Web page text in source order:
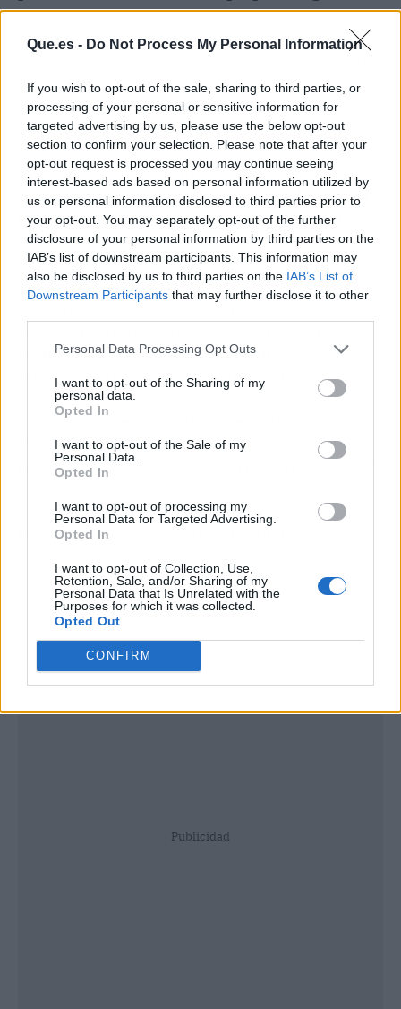
Que.es - Do Not Process My Personal Information
If you wish to opt-out of the sale, sharing to third parties, or
processing of your personal or sensitive information for
targeted advertising by us, please use the below opt-out
section to confirm your selection. Please note that after your
opt-out request is processed you may continue seeing
interest-based ads based on personal information utilized by
us or personal information disclosed to third parties prior to
your opt-out. You may separately opt-out of the further
disclosure of your personal information by third parties on the
IAB’s list of downstream participants. This information may
also be disclosed by us to third parties on the IAB’s List of
Downstream Participants that may further disclose it to other
Personal Data Processing Opt Outs
I want to opt-out of the Sharing of my
personal data.
Opted In
I want to opt-out of the Sale of my
Personal Data.
Opted In
I want to opt-out of processing my
Personal Data for Targeted Advertising.
Opted In
I want to opt-out of Collection, Use,
Retention, Sale, and/or Sharing of my
Personal Data that Is Unrelated with the
Purposes for which it was collected.
Opted Out
CONFIRM
Ha llegado el momento de preparar el
un tenedor de plástico o madera (utilizar
utensilios elaborados en estos materiales
evitará la oxidación del aguacate)
3.- Añade el jugo de limón sobre el aguacate y
comienza a triturarlo con el tenedor.La crema
obtenida debe ser con una textura gruesa
que se sienta la presencia de los trozos de
aguacate.
4.- Agrega las hojas de perejil. Si las hojas son
manos. Incorpora también el tomate y la cebolla
que habías reservado y la sal a tu gusto.
5.- Es el momento de añadir el chile picante si
deseas obtener un guacamole con una sazón
más atrevida. En caso contrario obvia este paso.
6.- Verifica el toque de sal y ajústalo de ser
necesario. Listo, a servir y disfrutar.
Publicidad